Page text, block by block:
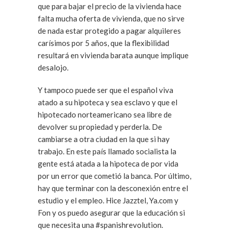
que para bajar el precio de la vivienda hace
falta mucha oferta de vivienda, que no sirve
de nada estar protegido a pagar alquileres
carísimos por 5 años, que la flexibilidad
resultará en vivienda barata aunque implique
desalojo.
Y tampoco puede ser que el español viva
atado a su hipoteca y sea esclavo y que el
hipotecado norteamericano sea libre de
devolver su propiedad y perderla. De
cambiarse a otra ciudad en la que si hay
trabajo. En este país llamado socialista la
gente está atada a la hipoteca de por vida
por un error que cometió la banca. Por último,
hay que terminar con la desconexión entre el
estudio y el empleo. Hice Jazztel, Ya.com y
Fon y os puedo asegurar que la educación si
que necesita una #spanishrevolution.